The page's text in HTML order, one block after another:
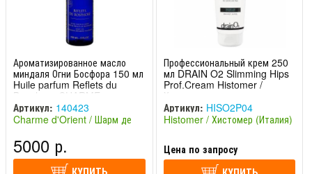
Ароматизированное масло
миндаля Огни Босфора 150 мл
Huile parfum Reflets du
Bosphore CHARME
D'ORIENT / ШАРМ ДЕ ОРИЕНТ
Артикул: 140423
Charme d'Orient / Шарм де
5000 р.
КУПИТЬ
Профессиональный крем 250
мл DRAIN O2 Slimming Hips
Prof.Cream Histomer /
Хистомер
Артикул: HISO2P04
Histomer / Хистомер (Италия)
Цена по запросу